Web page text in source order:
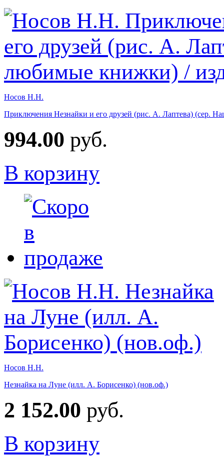
Носов Н.Н.
Приключения Незнайки и его друзей (рис. А. Лаптева) (сер.
994.00 руб.
В корзину
Носов Н.Н.
Незнайка на Луне (илл. А. Борисенко) (нов.оф.)
2 152.00 руб.
В корзину